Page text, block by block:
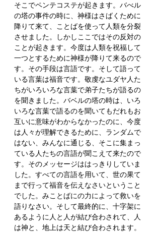
そこでペンテコステが起きます。バべル
の塔の事件の時に、神様はさばくために
降りて来て、ことばを使って人類を分裂
させました。しかしここではその反対の
ことが起きます。今度は人類を祝福して
一つとするために神様が降りて来るので
す。その手段は言語です。そして語って
いる言葉は福音です。敬虔なユダヤ人た
ちがいろいろな言葉で弟子たちが語るの
を聞きました。バベルの塔の時は、いろ
いろな言葉で語るのを聞いてもだれもお
互いに意味がわからなかったのに、今度
は人々が理解できるために、ランダムで
はない、みんなに通じる、そこに集まっ
ている人たちの言語が聞こえて来たので
す。そのメッセージははっきりしていま
した。すべての言語を用いて、世の果て
まで行って福音を伝えなさいということ
でした。みことばにの力によって救いを
語りなさい。そして最終的に、十字架に
あるように人と人が結び合わされて、人
は神と、地上は天と結び合わされます。